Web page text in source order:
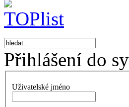
Přihlášení do
Uživatelské jméno